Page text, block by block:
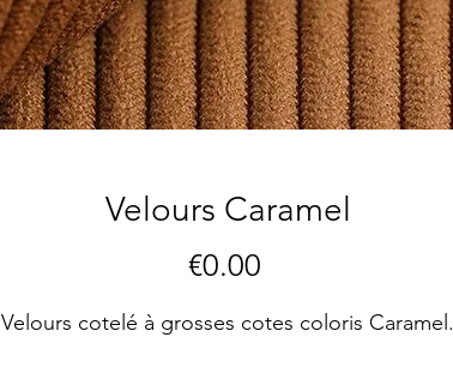
Velours Caramel
€0.00
Velours cotelé à grosses cotes coloris Caramel.